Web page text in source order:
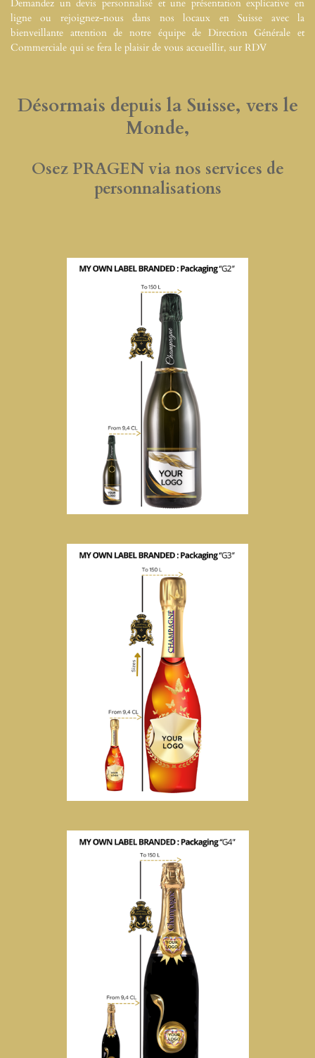
Demandez un devis personnalisé et une présentation explicative en
ligne ou rejoignez-nous dans nos locaux en Suisse avec la
bienveillante attention de notre équipe de Direction Générale et
Commerciale qui se fera le plaisir de vous accueillir, sur RDV
Désormais depuis la Suisse, vers le
Monde,
Osez PRAGEN via nos services de
personnalisations